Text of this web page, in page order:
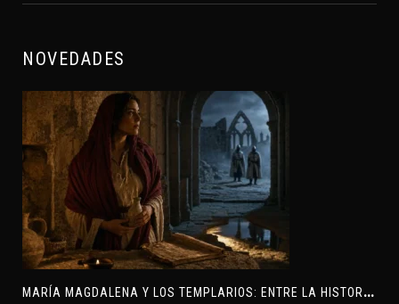
NOVEDADES
M
ARÍA MAGDALENA Y LOS TEMPLARIOS: ENTRE LA HISTORIA Y EL MISTERIO